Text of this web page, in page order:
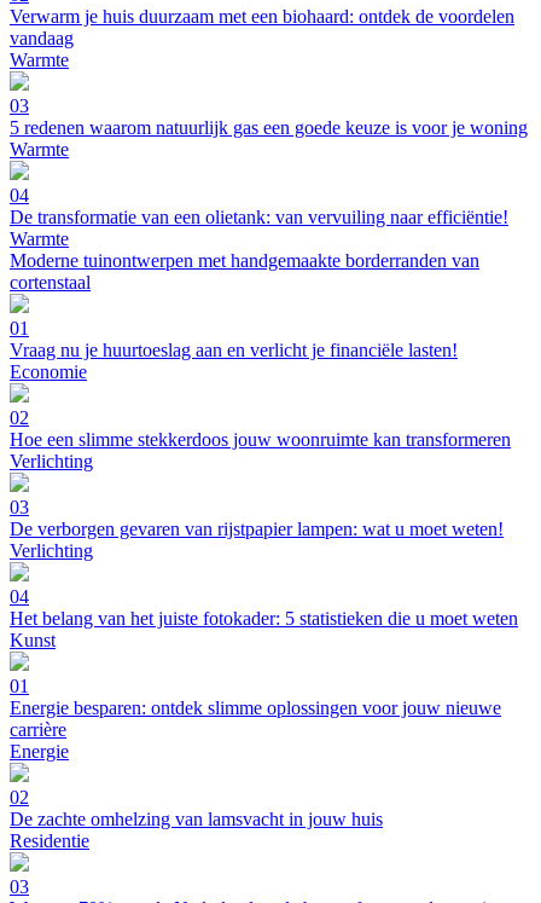
Verwarm je huis duurzaam met een biohaard: ontdek de voordelen
vandaag
Warmte
03
5 redenen waarom natuurlijk gas een goede keuze is voor je woning
Warmte
04
De transformatie van een olietank: van vervuiling naar efficiëntie!
Warmte
Moderne tuinontwerpen met handgemaakte borderranden van
cortenstaal
01
Vraag nu je huurtoeslag aan en verlicht je financiële lasten!
Economie
02
Hoe een slimme stekkerdoos jouw woonruimte kan transformeren
Verlichting
03
De verborgen gevaren van rijstpapier lampen: wat u moet weten!
Verlichting
04
Het belang van het juiste fotokader: 5 statistieken die u moet weten
Kunst
01
Energie besparen: ontdek slimme oplossingen voor jouw nieuwe
carrière
Energie
02
De zachte omhelzing van lamsvacht in jouw huis
Residentie
03